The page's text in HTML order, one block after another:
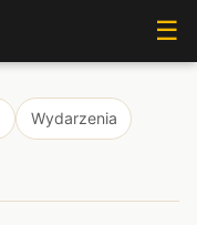
☰
Wydarzenia